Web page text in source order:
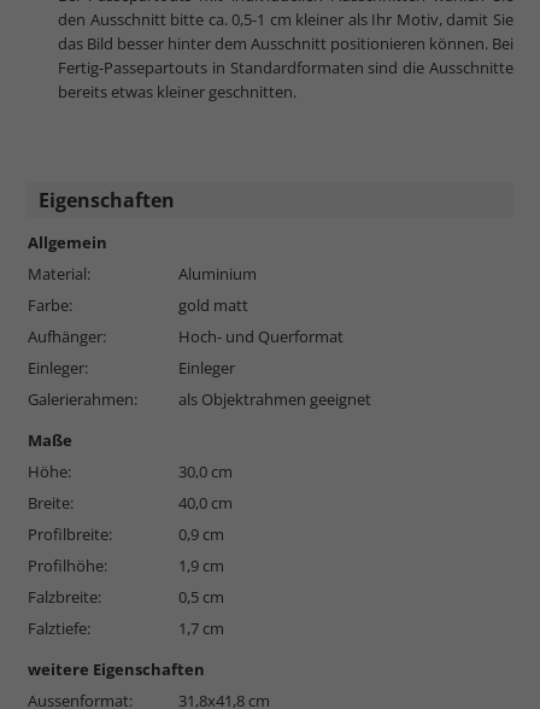
den Ausschnitt bitte ca. 0,5-1 cm kleiner als Ihr Motiv, damit Sie
das Bild besser hinter dem Ausschnitt positionieren können. Bei
Fertig-Passepartouts in Standardformaten sind die Ausschnitte
bereits etwas kleiner geschnitten.
Eigenschaften
Allgemein
Material:
Aluminium
Farbe:
gold matt
Aufhänger:
Hoch- und Querformat
Einleger:
Einleger
Galerierahmen:
als Objektrahmen geeignet
Maße
Höhe:
30,0 cm
Breite:
40,0 cm
Profilbreite:
0,9 cm
Profilhöhe:
1,9 cm
Falzbreite:
0,5 cm
Falztiefe:
1,7 cm
weitere Eigenschaften
Aussenformat:
31,8x41,8 cm